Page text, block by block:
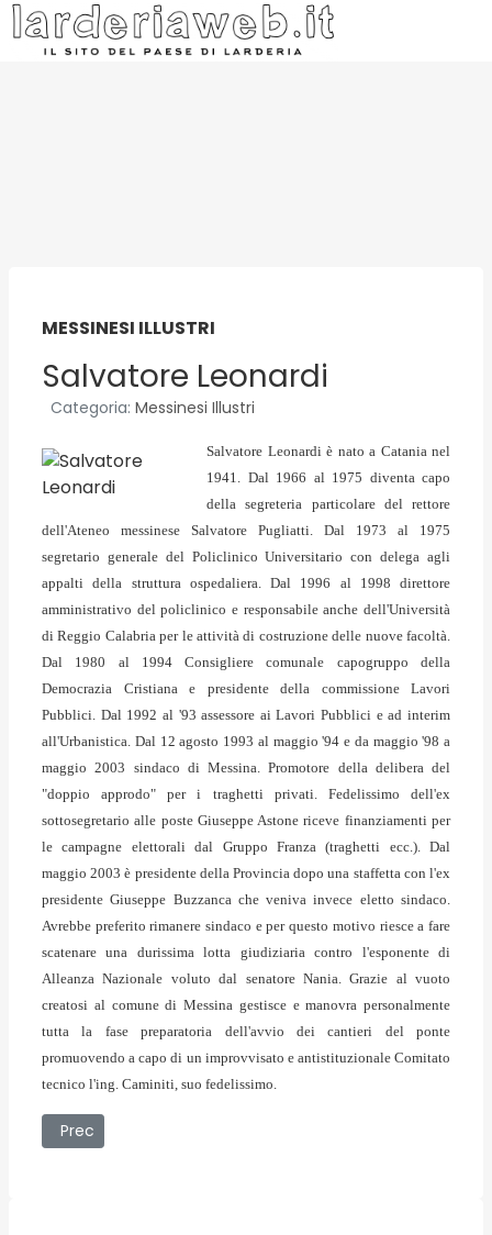
MESSINESI ILLUSTRI
Salvatore Leonardi
Categoria: Messinesi Illustri
Salvatore Leonardi è nato a Catania nel
1941. Dal 1966 al 1975 diventa capo
della segreteria particolare del rettore
dell'Ateneo messinese Salvatore Pugliatti. Dal 1973 al 1975
segretario generale del Policlinico Universitario con delega agli
appalti della struttura ospedaliera. Dal 1996 al 1998 direttore
amministrativo del policlinico e responsabile anche dell'Università
di Reggio Calabria per le attività di costruzione delle nuove facoltà.
Dal 1980 al 1994 Consigliere comunale capogruppo della
Democrazia Cristiana e presidente della commissione Lavori
Pubblici. Dal 1992 al '93 assessore ai Lavori Pubblici e ad interim
all'Urbanistica. Dal 12 agosto 1993 al maggio '94 e da maggio '98 a
maggio 2003 sindaco di Messina. Promotore della delibera del
"doppio approdo" per i traghetti privati. Fedelissimo dell'ex
sottosegretario alle poste Giuseppe Astone riceve finanziamenti per
le campagne elettorali dal Gruppo Franza (traghetti ecc.). Dal
maggio 2003 è presidente della Provincia dopo una staffetta con l'ex
presidente Giuseppe Buzzanca che veniva invece eletto sindaco.
Avrebbe preferito rimanere sindaco e per questo motivo riesce a fare
scatenare una durissima lotta giudiziaria contro l'esponente di
Alleanza Nazionale voluto dal senatore Nania. Grazie al vuoto
creatosi al comune di Messina gestisce e manovra personalmente
tutta la fase preparatoria dell'avvio dei cantieri del ponte
promuovendo a capo di un improvvisato e antistituzionale Comitato
tecnico l'ing. Caminiti, suo fedelissimo.
Articolo precedente: Nino Calarco
Prec